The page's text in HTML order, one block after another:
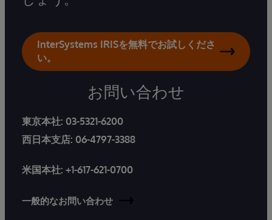
InterSystems IRISを無料でお試しくださ
い。
お問い合わせ
東京本社: 03-5321-6200
西日本支店: 06-4797-3388
米国本社: +1-617-621-0700
一般的なお問い合わせ